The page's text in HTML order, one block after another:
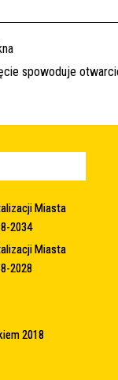
Miasta
2034
Miasta
2028
2018